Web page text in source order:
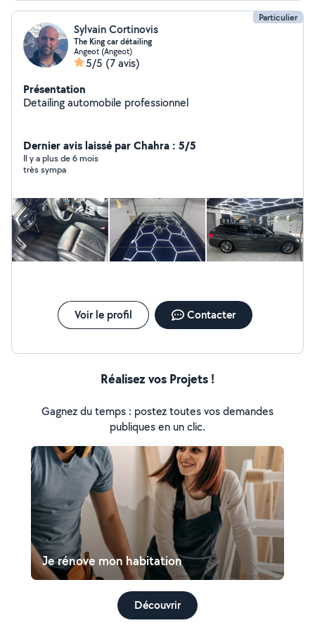
Particulier
Sylvain Cortinovis
The King car détailing
Angeot (Angeot)
5/5 (7 avis)
Présentation
Detailing automobile professionnel
Dernier avis laissé par Chahra : 5/5
Il y a plus de 6 mois
très sympa
Voir le profil Contacter
Réalisez vos Projets !
Gagnez du temps : postez toutes vos demandes
publiques en un clic.
Je rénove mon habitation
Découvrir